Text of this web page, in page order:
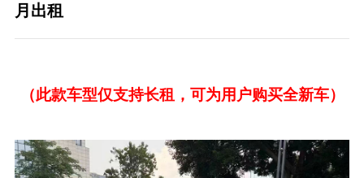
月出租
（此款车型仅支持长租，可为用户购买全新车）